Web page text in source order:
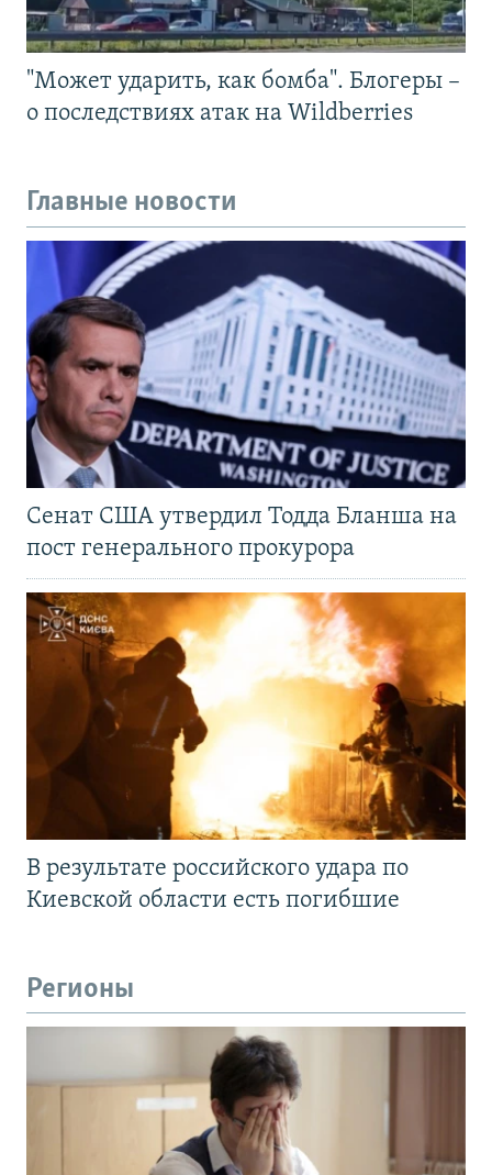
"Может ударить, как бомба". Блогеры –
о последствиях атак на Wildberries
Главные новости
Сенат США утвердил Тодда Бланша на
пост генерального прокурора
В результате российского удара по
Киевской области есть погибшие
Регионы